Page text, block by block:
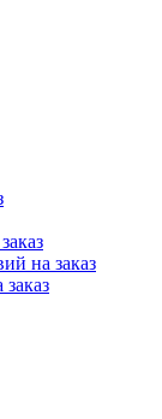
на заказ